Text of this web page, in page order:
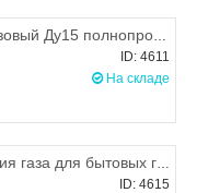
1/2" ВВ / Кран газовый Ду15 полнопроходной, Цветлит
ID: 4611
На складе
Редуктор давления газа для бытовых газовых баллонов РДСГ-2-1.2 (для 5л баллона), Цветлит
ID: 4615